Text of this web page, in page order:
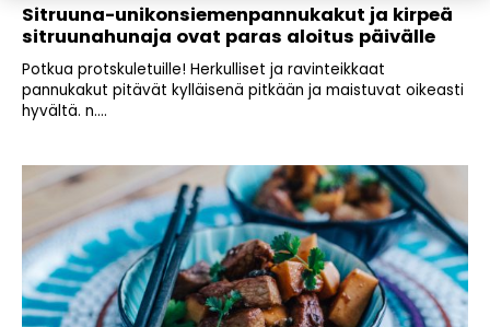
Sitruuna-unikonsiemenpannukakut ja kirpeä
sitruunahunaja ovat paras aloitus päivälle
Potkua protskuletuille! Herkulliset ja ravinteikkaat
pannukakut pitävät kylläisenä pitkään ja maistuvat oikeasti
hyvältä. n....